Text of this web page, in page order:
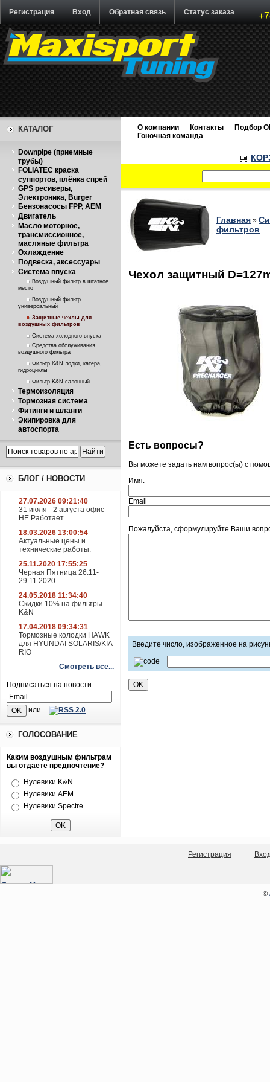
Регистрация Вход Обратная связь Статус заказа
КАТАЛОГ
Downpipe (приемные
трубы)
FOLIATEC краска
суппортов, плёнка спрей
GPS ресиверы,
Электроника, Burger
Бензонасосы FPP, AEM
Двигатель
Масло моторное,
трансмиссионное,
масляные фильтра
Охлаждение
Подвеска, аксессуары
Система впуска
Воздушный фильтр в штатное
место
Воздушный фильтр
универсальный
Защитные чехлы для
воздушных фильтров
Система холодного впуска
Средства обслуживания
воздушного фильтра
Фильтр K&N лодки, катера,
гидроциклы
Фильтр K&N салонный
Термоизоляция
Тормозная система
Фитинги и шланги
Экипировка для
автоспорта
БЛОГ / НОВОСТИ
27.07.2026 09:21:40
31 июля - 2 августа офис
НЕ Работает.
18.03.2026 13:00:54
Актуальные цены и
технические работы.
25.11.2020 17:55:25
Черная Пятница 26.11-
29.11.2020
24.05.2018 11:34:40
Скидки 10% на фильтры
K&N
17.04.2018 09:34:31
Тормозные колодки HAWK
для HYUNDAI SOLARIS/KIA
RIO
Смотреть все...
Подписаться на новости:
или
ГОЛОСОВАНИЕ
Каким воздушным фильтрам
вы отдаете предпочтение?
Нулевики K&N
Нулевики AEM
Нулевики Spectre
О компании Контакты
Подбор
Гоночная команда
Главная »
фильтров
Чехол защитный
Есть вопросы?
Вы можете задать нам вопрос(ы) с
Имя:
Email
Пожалуйста, сформулируйте Ваши
Введите число, изображенное на
Регистрация
©